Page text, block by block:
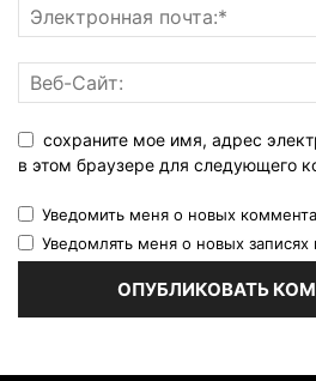
сохраните мое имя, адрес
в этом браузере для следующего
Уведомить меня о новых
Уведомлять меня о новых записях